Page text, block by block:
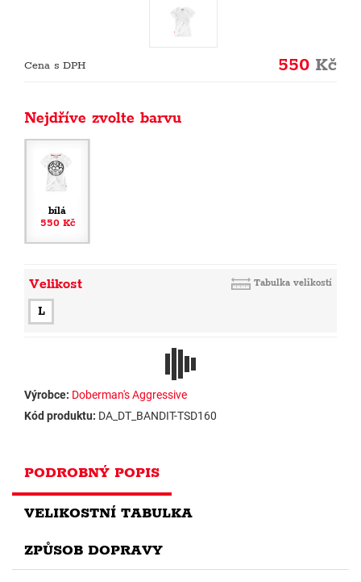
Cena s DPH 550 Kč
Nejdříve zvolte barvu
bílá
550 Kč
Velikost Tabulka velikostí
L
Výrobce: Doberman's Aggressive
Kód produktu: DA_DT_BANDIT-TSD160
PODROBNÝ POPIS
VELIKOSTNÍ TABULKA
ZPŮSOB DOPRAVY